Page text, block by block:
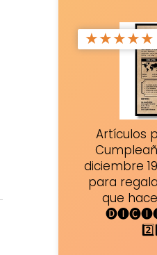
★★★★★
Artículos
diciembre
para
que